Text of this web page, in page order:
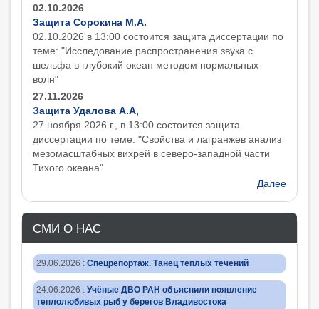
02.10.2026
Защита Сорокина М.А.
02.10.2026 в 13:00 состоится защита диcсертации по
теме: "Исследование распространения звука с
шельфа в глубокий океан методом нормальных
волн"
27.11.2026
Защита Удалова А.А,
27 ноября 2026 г., в 13:00 состоится защита
диcсертации по теме: "Свойства и лагранжев анализ
мезомасштабных вихрей в северо-западной части
Тихого океана"
Далее
СМИ О НАС
29.06.2026 : Спецрепортаж. Танец тёплых течений
24.06.2026 : Учёные ДВО РАН объяснили появление
теплолюбивых рыб у берегов Владивостока